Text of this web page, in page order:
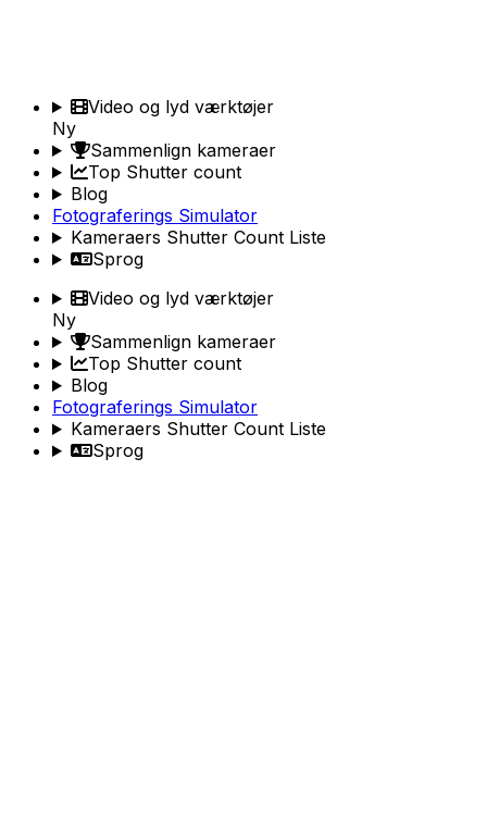
Video og lyd værktøjer
Ny
Sammenlign kameraer
Top Shutter count
Blog
Fotograferings Simulator
Kameraers Shutter Count Liste
Sprog
Video og lyd værktøjer
Ny
Sammenlign kameraer
Top Shutter count
Blog
Fotograferings Simulator
Kameraers Shutter Count Liste
Sprog